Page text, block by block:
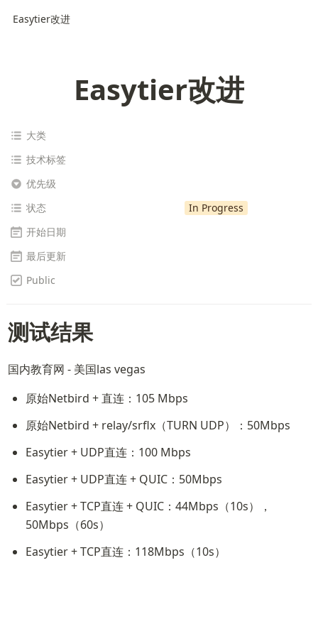
Easytier改进
Easytier改进
大类
技术标签
优先级
状态
In Progress
开始日期
最后更新
Public
测试结果
国内教育网 - 美国las vegas
原始Netbird + 直连：105 Mbps
原始Netbird + relay/srflx（TURN UDP）：50Mbps
Easytier + UDP直连：100 Mbps
Easytier + UDP直连 + QUIC：50Mbps
Easytier + TCP直连 + QUIC：44Mbps（10s），
50Mbps（60s）
Easytier + TCP直连：118Mbps（10s）